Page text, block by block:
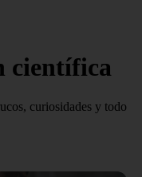
científica
curiosidades y todo